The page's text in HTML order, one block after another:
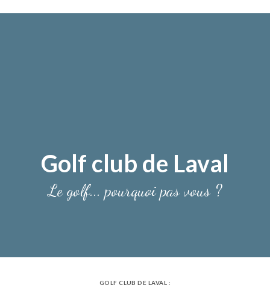
Golf club de Laval
Le golf... pourquoi pas vous ?
GOLF CLUB DE LAVAL :